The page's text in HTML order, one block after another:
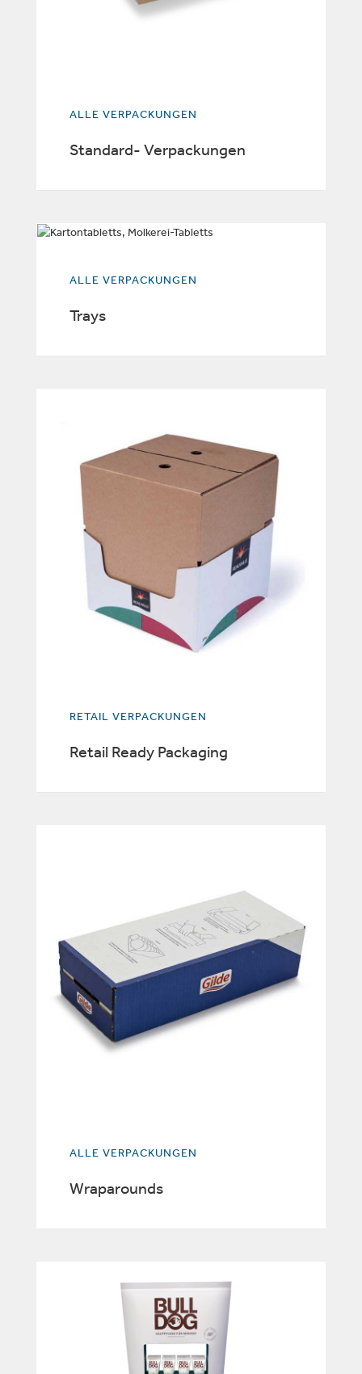
ALLE VERPACKUNGEN
Standard- Verpackungen
ALLE VERPACKUNGEN
Trays
RETAIL VERPACKUNGEN
Retail Ready Packaging
ALLE VERPACKUNGEN
Wraparounds